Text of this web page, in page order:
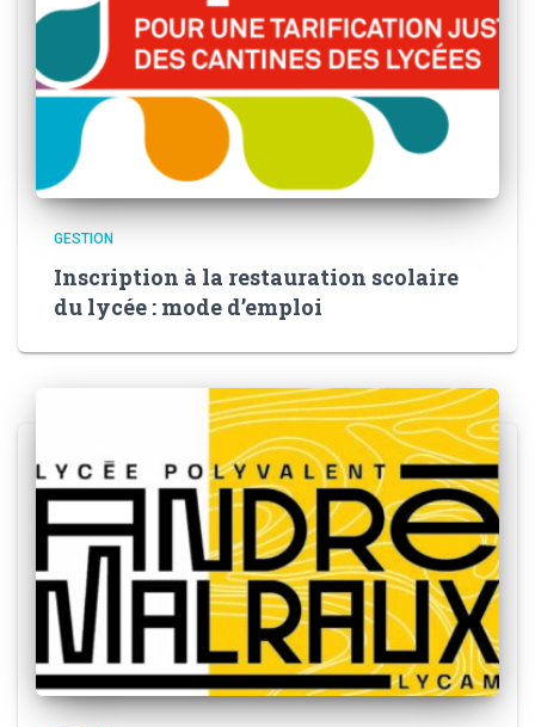
GESTION
Inscription à la restauration scolaire
du lycée : mode d’emploi